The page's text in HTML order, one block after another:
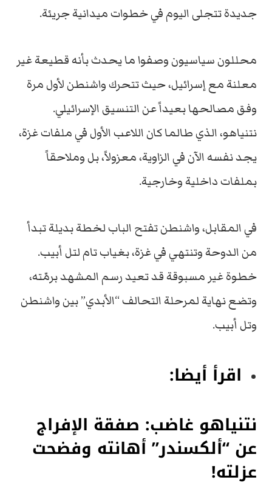
جديدةتتجلىاليومفيخطواتميدانيةجريئة.
محللونسياسيونوصفوامايحدثبأنهقطيعةغير
معلنةمعإسرائيل،حيثتتحرك واشنطنلأولمرة
وفقمصالحهابعيداًعنالتنسيقالإسرائيلي.
نتنياهو،الذيطالماكاناللاعبالأولفيملفاتغزة،
يجدنفسهالآنفيالزاوية،معزولاً،بلوملاحقاً
بملفاتداخليةوخارجية.
فيالمقابل،واشنطنتفتح البابلخطةبديلةتبدأ
منالدوحةوتنتهيفيغزة،بغيابتاملتلأبيب.
خطوةغير مسبوقةقدتعيدرسمالمشهدبرمّته،
وتضعنهايةلمرحلةالتحالف “الأبدي”بينواشنطن
وتلأبيب.
اقرأ أيضا:
نتنياهو غاضب: صفقة الإفراج
عن “ألكسندر” أهانته وفضحت
عزلته!